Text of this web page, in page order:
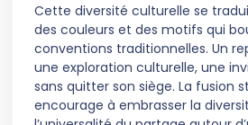
Cette diversité culturelle se
des couleurs et des motifs qui
conventions traditionnelles. Un
une exploration culturelle, une
sans quitter son siège. La fusion
encourage à embrasser la